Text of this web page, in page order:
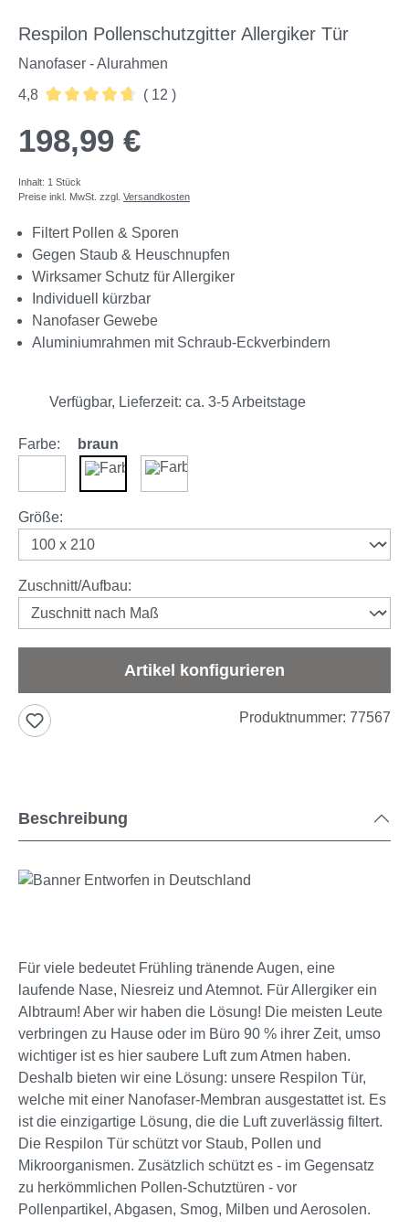
Respilon Pollenschutzgitter Allergiker Tür
Nanofaser - Alurahmen
4,8
( 12 )
198,99 €
Inhalt: 1 Stück
Preise inkl. MwSt. zzgl. Versandkosten
Filtert Pollen & Sporen
Gegen Staub & Heuschnupfen
Wirksamer Schutz für Allergiker
Individuell kürzbar
Nanofaser Gewebe
Aluminiumrahmen mit Schraub-Eckverbindern
Verfügbar, Lieferzeit: ca. 3-5 Arbeitstage
Farbe: braun
Größeauswählen
:
Zuschnitt/Aufbauauswählen
:
Artikel konfigurieren
Produktnummer: 77567
Beschreibung
Für viele bedeutet Frühling tränende Augen, eine
laufende Nase, Niesreiz und Atemnot. Für Allergiker ein
Albtraum! Aber wir haben die Lösung! Die meisten Leute
verbringen zu Hause oder im Büro 90 % ihrer Zeit, umso
wichtiger ist es hier saubere Luft zum Atmen haben.
Deshalb bieten wir eine Lösung: unsere Respilon Tür,
welche mit einer Nanofaser-Membran ausgestattet ist. Es
ist die einzigartige Lösung, die die Luft zuverlässig filtert.
Die Respilon Tür schützt vor Staub, Pollen und
Mikroorganismen. Zusätzlich schützt es - im Gegensatz
zu herkömmlichen Pollen-Schutztüren - vor
Pollenpartikel, Abgasen, Smog, Milben und Aerosolen.